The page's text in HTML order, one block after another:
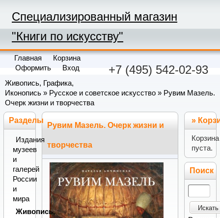
Специализированный магазин
"Книги по искусству"
+7 (495) 542-02-93
Главная
Корзина
Оформить
Вход
Живопись, Графика,
Иконопись » Русское и советское искусство » Рувим Мазель.
Очерк жизни и творчества
Рувим Мазель. Очерк жизни и
творчества
Разделы
Издания
музеев
и
галерей
России
и
мира
Живопись,
»
Корзина
пуста.
Поиск
Искать